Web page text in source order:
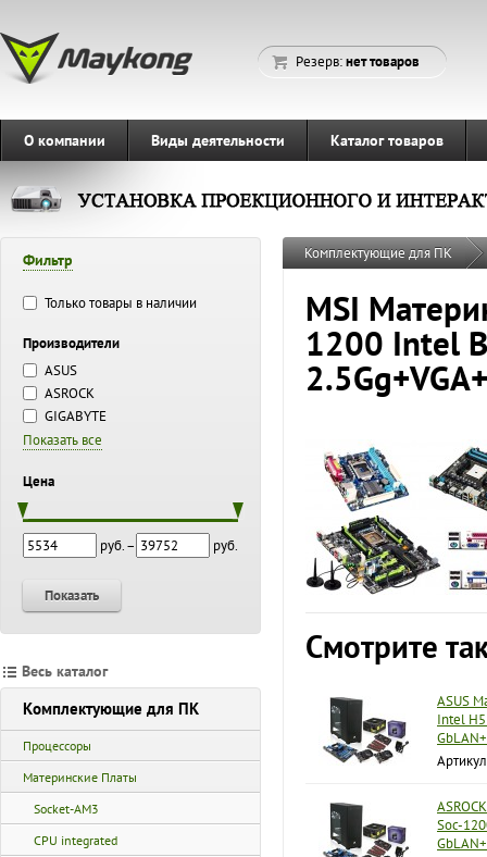
Резерв:нет товаров
О компании Виды деятельности Каталог товаров
Фильтр
Только товары в наличии
Производители
ASUS
ASROCK
GIGABYTE
Показать все
Цена
руб. – руб.
Показать
Весь каталог
Комплектующие для ПК
Процессоры
Материнские Платы
Socket-AM3
CPU integrated
Комплектующие для ПК
MSI
1200 Intel
Смотрите
ASUS
Intel
Soc-